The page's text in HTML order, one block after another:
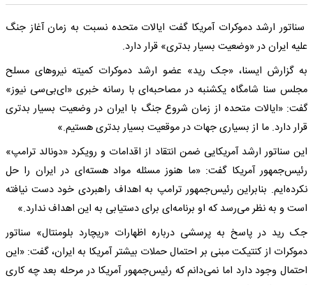
سناتور ارشد دموکرات آمریکا گفت ایالات متحده نسبت به زمان آغاز جنگ
علیه ایران در «وضعیت بسیار بدتری» قرار دارد.
به گزارش ایسنا، «جک رید» عضو ارشد دموکرات کمیته نیروهای مسلح
مجلس سنا شامگاه یکشنبه در مصاحبه‌ای با رسانه خبری «ای‌بی‌سی نیوز»
گفت: «ایالات متحده از زمان شروع جنگ با ایران در وضعیت بسیار بدتری
قرار دارد. ما از بسیاری جهات در موقعیت بسیار بدتری هستیم.»
این سناتور ارشد آمریکایی ضمن انتقاد از اقدامات و رویکرد «دونالد ترامپ»
رئیس‌جمهور آمریکا گفت: «ما هنوز مسئله مواد هسته‌ای در ایران را حل
نکرده‌ایم. بنابراین رئیس‌جمهور ترامپ به اهداف راهبردی خود دست نیافته
است و به نظر می‌رسد که او برنامه‌ای برای دستیابی به این اهداف ندارد.»
جک رید در پاسخ به پرسشی درباره اظهارات «ریچارد بلومنتال» سناتور
دموکرات از کنتیکت مبنی بر احتمال حملات بیشتر آمریکا به ایران، گفت: «این
احتمال وجود دارد اما نمی‌دانم که رئیس‌جمهور آمریکا در مرحله بعد چه کاری